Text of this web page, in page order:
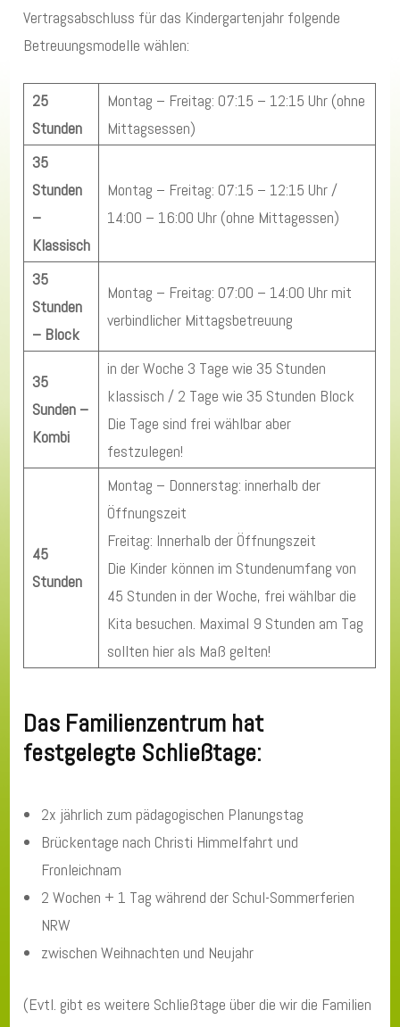
Vertragsabschluss für das Kindergartenjahr folgende
Betreuungsmodelle wählen:
25
Stunden
Montag – Freitag: 07:15 – 12:15 Uhr (ohne
Mittagsessen)
35
Stunden
–
Klassisch
Montag – Freitag: 07:15 – 12:15 Uhr /
14:00 – 16:00 Uhr (ohne Mittagessen)
35
Stunden
– Block
Montag – Freitag: 07:00 – 14:00 Uhr mit
verbindlicher Mittagsbetreuung
35
Sunden –
Kombi
in der Woche 3 Tage wie 35 Stunden
klassisch / 2 Tage wie 35 Stunden Block
Die Tage sind frei wählbar aber
festzulegen!
45
Stunden
Montag – Donnerstag: innerhalb der
Öffnungszeit
Freitag: Innerhalb der Öffnungszeit
Die Kinder können im Stundenumfang von
45 Stunden in der Woche, frei wählbar die
Kita besuchen. Maximal 9 Stunden am Tag
sollten hier als Maß gelten!
Das Familienzentrum hat
festgelegte Schließtage:
2x jährlich zum pädagogischen Planungstag
Brückentage nach Christi Himmelfahrt und
Fronleichnam
2 Wochen + 1 Tag während der Schul-Sommerferien
NRW
zwischen Weihnachten und Neujahr
(Evtl. gibt es weitere Schließtage über die wir die Familien